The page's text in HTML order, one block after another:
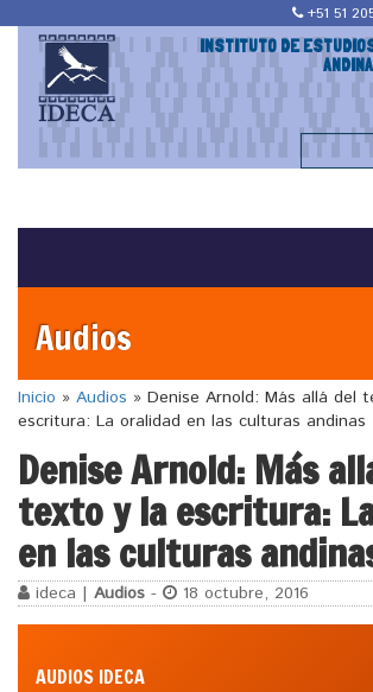
+51 51
INSTITUTO DE
Audios
Inicio » Audios » Denise Arnold: Más allá del
escritura: La oralidad en las culturas andinas
Denise Arnold: Más
texto y la escritura:
en las culturas
ideca | Audios - 18 octubre, 2016
AUDIOS IDECA